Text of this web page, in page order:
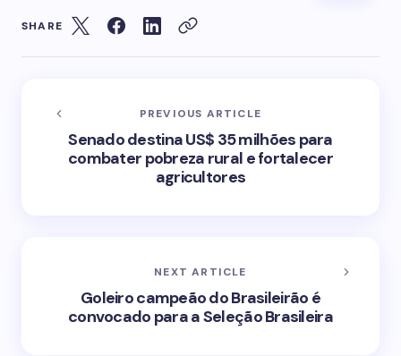
SHARE
PREVIOUS ARTICLE
Senado destina US$ 35 milhões para
combater pobreza rural e fortalecer
agricultores
NEXT ARTICLE
Goleiro campeão do Brasileirão é
convocado para a Seleção Brasileira